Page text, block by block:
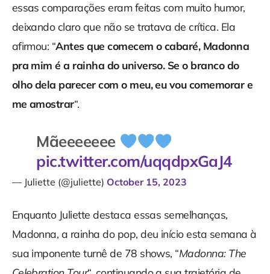
essas comparações eram feitas com muito humor,
deixando claro que não se tratava de crítica. Ela
afirmou: “Antes que comecem o cabaré, Madonna
pra mim é a rainha do universo. Se o branco do
olho dela parecer com o meu, eu vou comemorar e
me amostrar“.
Mãeeeeeee
pic.twitter.com/uqqdpxGaJ4
— Juliette (@juliette) October 15, 2023
Enquanto Juliette destaca essas semelhanças,
Madonna, a rainha do pop, deu início esta semana à
sua imponente turnê de 78 shows, “Madonna: The